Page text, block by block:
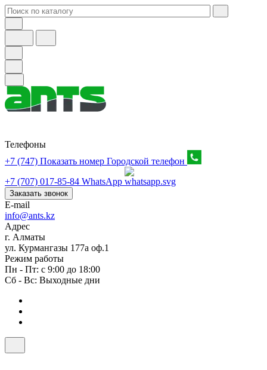
Телефоны
+7 (747) Показать номер Городской телефон
+7 (707) 017-85-84 WhatsApp
Заказать звонок
E-mail
info@ants.kz
Адрес
г. Алматы
ул. Курмангазы 177а оф.1
Режим работы
Пн - Пт: с 9:00 до 18:00
Сб - Вс: Выходные дни